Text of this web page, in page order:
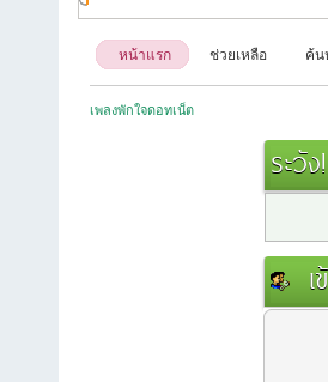
หน้าแรก ช่วยเหลือ ค้น
เพลงพักใจดอทเน็ต
ระวัง!